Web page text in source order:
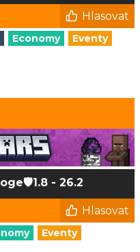
Hlasovat
Economy Eventy
- 26.2
Hlasovat
Eventy